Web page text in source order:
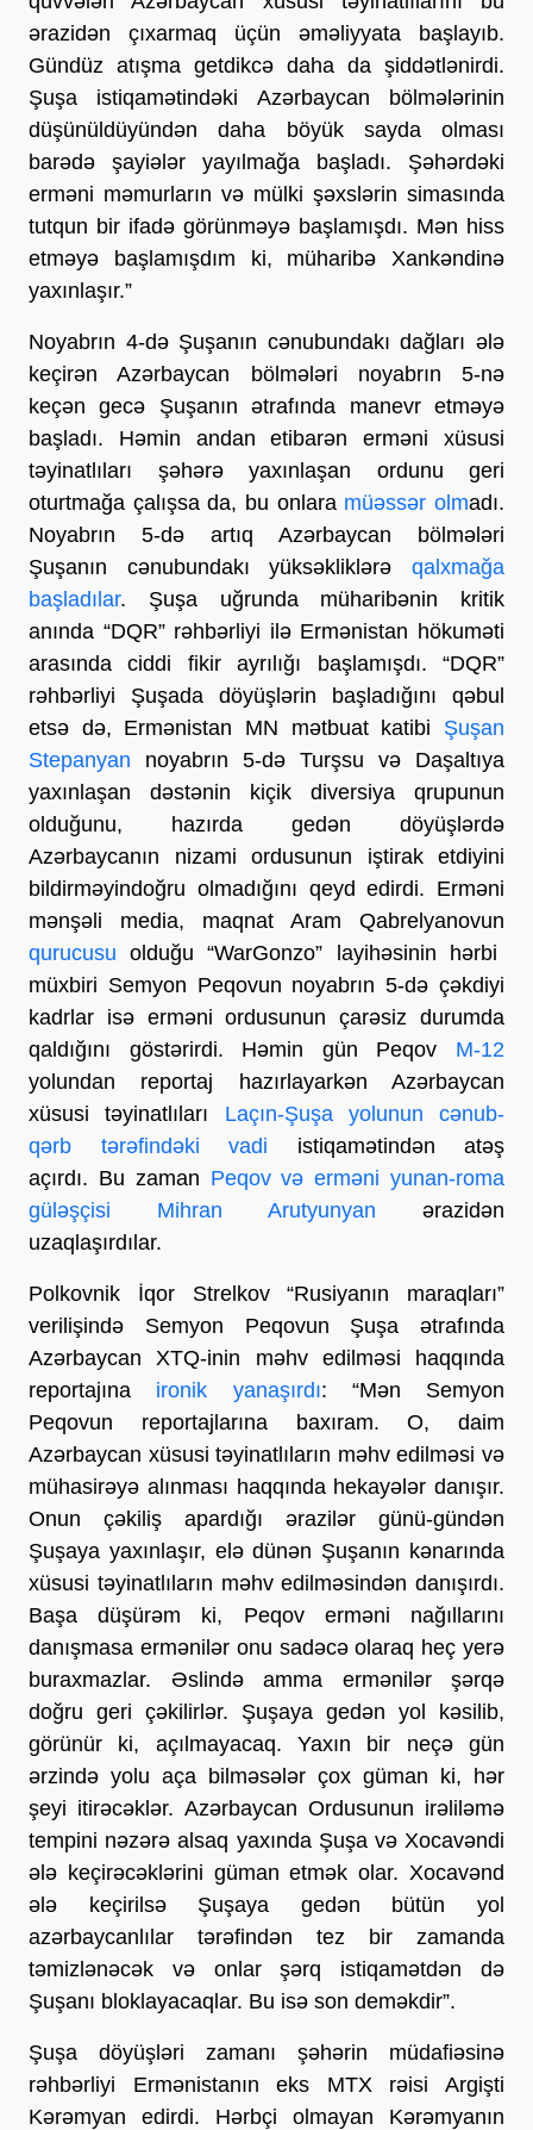
ərazidən çıxarmaq üçün əməliyyata başlayıb.
Gündüz atışma getdikcə daha da şiddətlənirdi.
Şuşa istiqamətindəki Azərbaycan bölmələrinin
düşünüldüyündən daha böyük sayda olması
barədə şayiələr yayılmağa başladı. Şəhərdəki
erməni məmurların və mülki şəxslərin simasında
tutqun bir ifadə görünməyə başlamışdı. Mən hiss
etməyə başlamışdım ki, müharibə Xankəndinə
yaxınlaşır.”
Noyabrın 4-də Şuşanın cənubundakı dağları ələ
keçirən Azərbaycan bölmələri noyabrın 5-nə
keçən gecə Şuşanın ətrafında manevr etməyə
başladı. Həmin andan etibarən erməni xüsusi
təyinatlıları şəhərə yaxınlaşan ordunu geri
oturtmağa çalışsa da, bu onlaramüəssər olmadı.
Noyabrın 5-də artıq Azərbaycan bölmələri
Şuşanın cənubundakı yüksəkliklərə qalxmağa
başladılar. Şuşa uğrunda müharibənin kritik
anında “DQR” rəhbərliyi ilə Ermənistan hökuməti
arasında ciddi fikir ayrılığı başlamışdı. “DQR”
rəhbərliyi Şuşada döyüşlərin başladığını qəbul
etsə də, Ermənistan MN mətbuat katibi Şuşan
Stepanyan noyabrın 5-də Turşsu və Daşaltıya
yaxınlaşan dəstənin kiçik diversiya qrupunun
olduğunu, hazırda gedən döyüşlərdə
Azərbaycanın nizami ordusunun iştirak etdiyini
bildirməyindoğru olmadığını qeyd edirdi. Erməni
mənşəli media, maqnat Aram Qabrelyanovun
qurucusu olduğu “WarGonzo” layihəsinin hərbi
müxbiri Semyon Peqovun noyabrın 5-də çəkdiyi
kadrlar isə erməni ordusunun çarəsiz durumda
qaldığını göstərirdi. Həmin gün Peqov M-12
yolundan reportaj hazırlayarkən Azərbaycan
xüsusi təyinatlıları Laçın-Şuşa yolunun cənub-
qərb tərəfindəki vadi istiqamətindən atəş
açırdı. Bu zaman Peqov və erməni yunan-roma
güləşçisi Mihran Arutyunyan ərazidən
uzaqlaşırdılar.
Polkovnik İqor Strelkov “Rusiyanın maraqları”
verilişində Semyon Peqovun Şuşa ətrafında
Azərbaycan XTQ-inin məhv edilməsi haqqında
reportajına ironik yanaşırdı: “Mən Semyon
Peqovun reportajlarına baxıram. O, daim
Azərbaycan xüsusi təyinatlıların məhv edilməsi və
mühasirəyə alınması haqqında hekayələr danışır.
Onun çəkiliş apardığı ərazilər günü-gündən
Şuşaya yaxınlaşır, elə dünən Şuşanın kənarında
xüsusi təyinatlıların məhv edilməsindən danışırdı.
Başa düşürəm ki, Peqov erməni nağıllarını
danışmasa ermənilər onu sadəcə olaraq heç yerə
buraxmazlar. Əslində amma ermənilər şərqə
doğru geri çəkilirlər. Şuşaya gedən yol kəsilib,
görünür ki, açılmayacaq. Yaxın bir neçə gün
ərzində yolu aça bilməsələr çox güman ki, hər
şeyi itirəcəklər. Azərbaycan Ordusunun irəliləmə
tempini nəzərə alsaq yaxında Şuşa və Xocavəndi
ələ keçirəcəklərini güman etmək olar. Xocavənd
ələ keçirilsə Şuşaya gedən bütün yol
azərbaycanlılar tərəfindən tez bir zamanda
təmizlənəcək və onlar şərq istiqamətdən də
Şuşanı bloklayacaqlar. Bu isə son deməkdir”.
Şuşa döyüşləri zamanı şəhərin müdafiəsinə
rəhbərliyi Ermənistanın eks MTX rəisi Argişti
Kərəmyan edirdi. Hərbçi olmayan Kərəmyanın